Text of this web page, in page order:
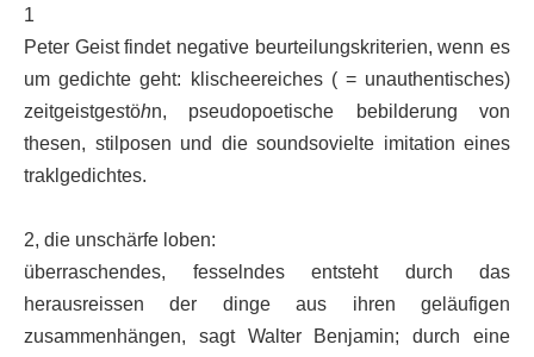
1
Peter Geist findet negative beurteilungskriterien, wenn es
um gedichte geht: klischeereiches ( = unauthentisches)
zeitgeistgestöhn, pseudopoetische bebilderung von
thesen, stilposen und die soundsovielte imitation eines
traklgedichtes.
2, die unschärfe loben:
überraschendes, fesselndes entsteht durch das
herausreissen der dinge aus ihren geläufigen
zusammenhängen, sagt Walter Benjamin; durch eine